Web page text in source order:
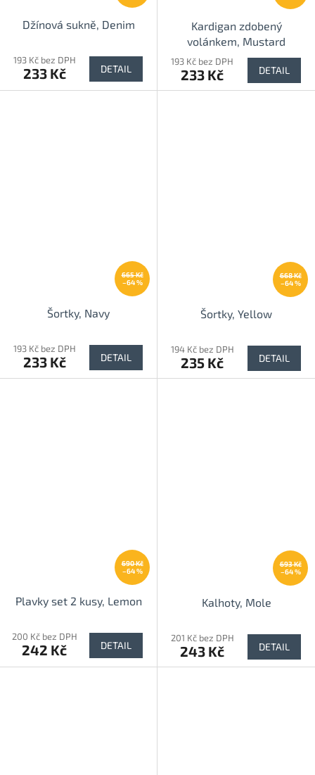
Džínová sukně, Denim
193 Kč bez DPH
233 Kč DETAIL
Kardigan zdobený
volánkem, Mustard
193 Kč bez DPH
233 Kč DETAIL
665 Kč
–64 %
Šortky, Navy
193 Kč bez DPH
233 Kč DETAIL
668 Kč
–64 %
Šortky, Yellow
194 Kč bez DPH
235 Kč DETAIL
690 Kč
–64 %
Plavky set 2 kusy, Lemon
200 Kč bez DPH
242 Kč DETAIL
693 Kč
–64 %
Kalhoty, Mole
201 Kč bez DPH
243 Kč DETAIL